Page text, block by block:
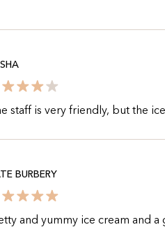
staff is very friendly, but the
BURBERY
and yummy ice cream and